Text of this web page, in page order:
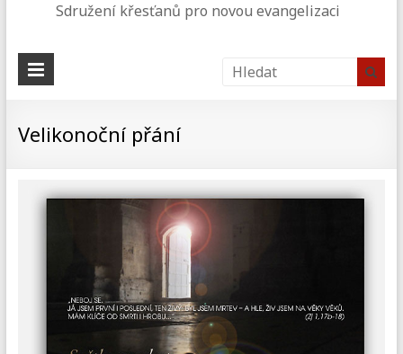
Sdružení křesťanů pro novou evangelizaci
Velikonoční přání